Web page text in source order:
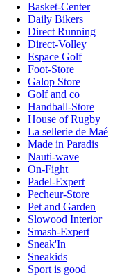
Basket-Center
Daily Bikers
Direct Running
Direct-Volley
Espace Golf
Foot-Store
Galop Store
Golf and co
Handball-Store
House of Rugby
La sellerie de Maé
Made in Paradis
Nauti-wave
On-Fight
Padel-Expert
Pecheur-Store
Pet and Garden
Slowood Interior
Smash-Expert
Sneak'In
Sneakids
Sport is good